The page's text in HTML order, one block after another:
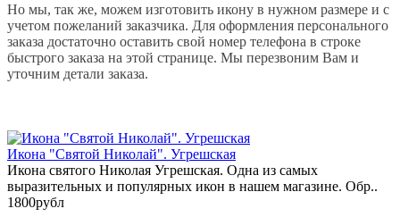
Но мы, так же, можем изготовить икону в нужном размере и с
учетом пожеланий заказчика. Для оформления персонального
заказа достаточно оставить свой номер телефона в строке
быстрого заказа на этой странице. Мы перезвоним Вам и
уточним детали заказа.
Икона "Святой Николай". Угрешская
Икона святого Николая Угрешская. Одна из самых
выразительных и популярных икон в нашем магазине. Обр..
1800рубл